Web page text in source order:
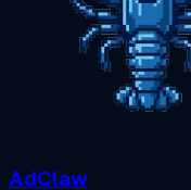
AdClaw